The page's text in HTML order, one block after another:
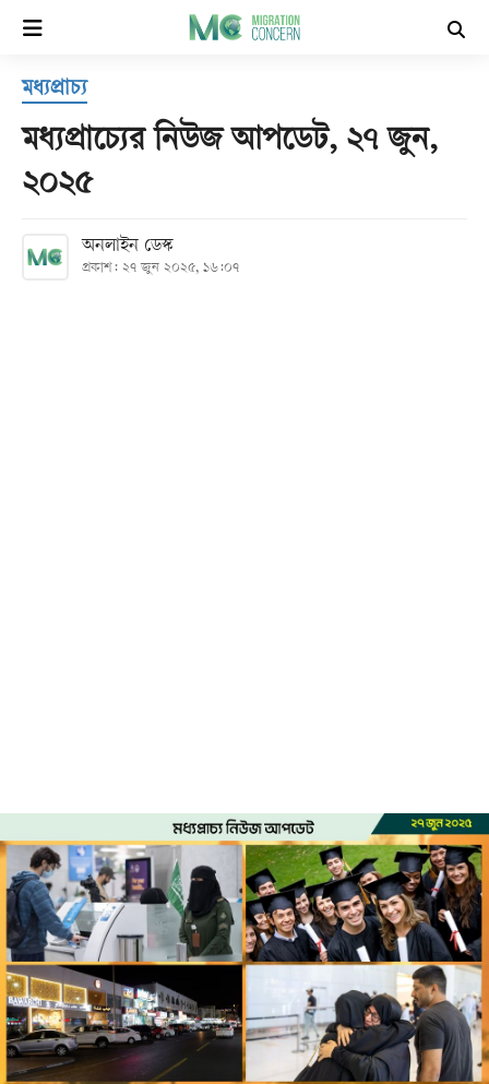
হোম
সর্বশেষ
বিভাগ
মধ্যপ্রাচ্য
মধ্যপ্রাচ্যের নিউজ আপডেট, ২৭ জুন,
২০২৫
অনলাইন ডেস্ক
প্রকাশ: ২৭ জুন ২০২৫, ১৬:০৭